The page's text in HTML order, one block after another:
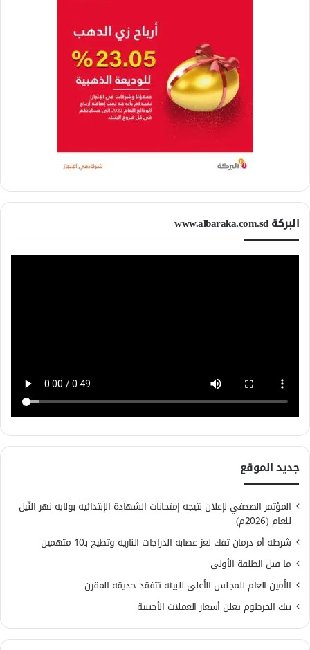
البركة www.albaraka.com.sd
جديد الموقع
المؤتمر الصحفي لإعلان نتيجة إمتحانات الشهادة الإبتدائية بولاية نهر النّيل
للعام (2026م)
شرطة أم درمان تفك لغز عصابة الدراجات النارية وتطيح بـ10 متهمين
ما قبل الطلقة الأولى
الأمين العام للمجلس الأعلى للبيئة تتفقد حديقة المقرن
بنك الخرطوم يعلن أسعار العملات الأجنبية